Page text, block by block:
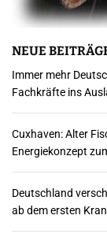
NEUE
Immer mehr
Fachkräfte ins
Cuxhaven: Alter
Energiekonzept
Deutschland
ab dem ersten